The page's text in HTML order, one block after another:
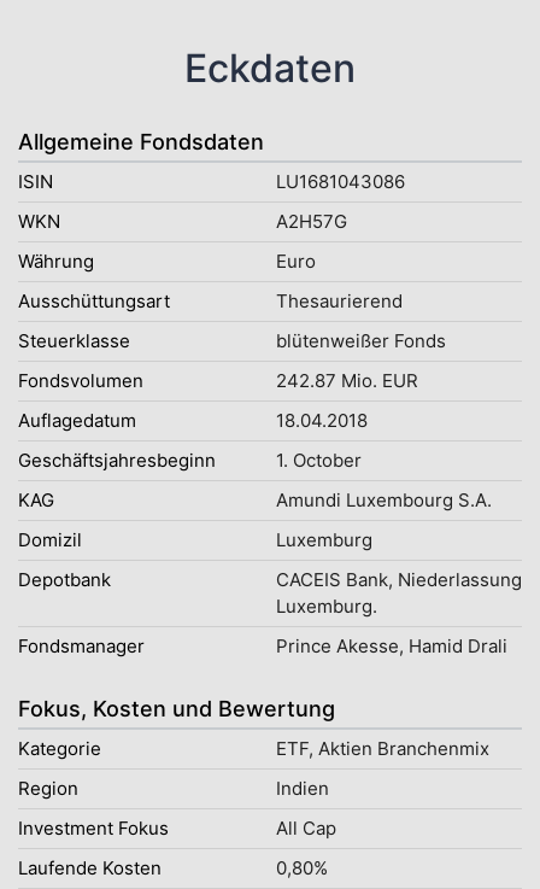
Eckdaten
Allgemeine Fondsdaten
ISIN
LU1681043086
WKN
A2H57G
Währung
Euro
Ausschüttungsart
Thesaurierend
Steuerklasse
blütenweißer Fonds
Fondsvolumen
242.87 Mio. EUR
Auflagedatum
18.04.2018
Geschäftsjahresbeginn
1. October
KAG
Amundi Luxembourg S.A.
Domizil
Luxemburg
Depotbank
CACEIS Bank, Niederlassung
Luxemburg.
Fondsmanager
Prince Akesse, Hamid Drali
Fokus, Kosten und Bewertung
Kategorie
ETF, Aktien Branchenmix
Region
Indien
Investment Fokus
All Cap
Laufende Kosten
0,80%